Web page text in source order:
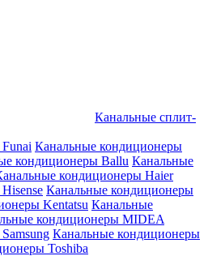
Канальные сплит-
Канальные кондиционеры
кондиционеры Ballu Канальные
кондиционеры Haier
Канальные кондиционеры
Kentatsu Канальные
кондиционеры MIDEA
Канальные кондиционеры
Toshiba